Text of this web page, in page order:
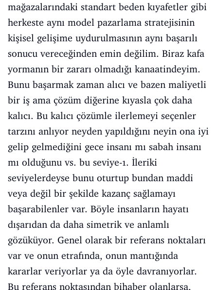
mağazalarındaki standart beden kıyafetler gibi
herkeste aynı model pazarlama stratejisinin
kişisel gelişime uydurulmasının aynı başarılı
sonucu vereceğinden emin değilim. Biraz kafa
yormanın bir zararı olmadığı kanaatindeyim.
Bunu başarmak zaman alıcı ve bazen maliyetli
bir iş ama çözüm diğerine kıyasla çok daha
kalıcı. Bu kalıcı çözümle ilerlemeyi seçenler
tarzını anlıyor neyden yapıldığını neyin ona iyi
gelip gelmediğini gece insanı mı sabah insanı
mı olduğunu vs. bu seviye-1. İleriki
seviyelerdeyse bunu oturtup bundan maddi
veya değil bir şekilde kazanç sağlamayı
başarabilenler var. Böyle insanların hayatı
dışarıdan da daha simetrik ve anlamlı
gözüküyor. Genel olarak bir referans noktaları
var ve onun etrafında, onun mantığında
kararlar veriyorlar ya da öyle davranıyorlar.
Bu referans noktasından bihaber olanlarsa,